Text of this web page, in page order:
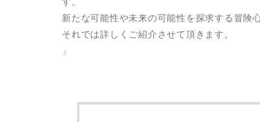
新たな可能性や未来の可能性を探求する冒険
それでは詳しくご紹介させて頂きます。
」